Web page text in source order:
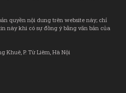
quyền nội dung trên website này; chỉ
này khi có sự đồng ý bằng văn bản của
Khuê, P. Từ Liêm, Hà Nội